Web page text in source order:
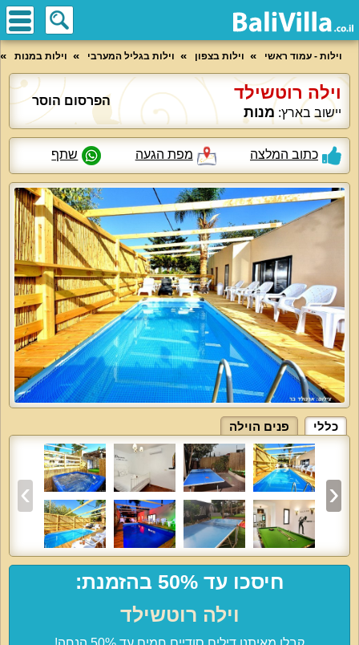
וילות - עמוד ראשי וילות בצפון וילות בגליל המערבי וילות במנות
וילה רוטשילד
יישוב בארץ: מנות
הפרסום הוסר
כתוב המלצה מפת הגעה שתף
כללי פנים הוילה
חיסכו עד 50% בהזמנת:
וילה רוטשילד